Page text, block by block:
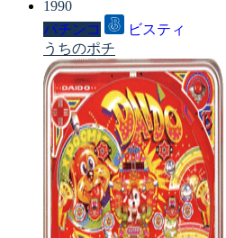
1990
パチンコ
ビスティ
うちのポチ